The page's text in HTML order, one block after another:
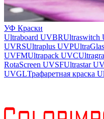
УФ Краски
Ultraboard UVBRUltraswitch
UVRSUltraplus UVP
UVFMUltrapack UVC
RotaScreen UVSFUltrastar
UVGLТрафаретная краска